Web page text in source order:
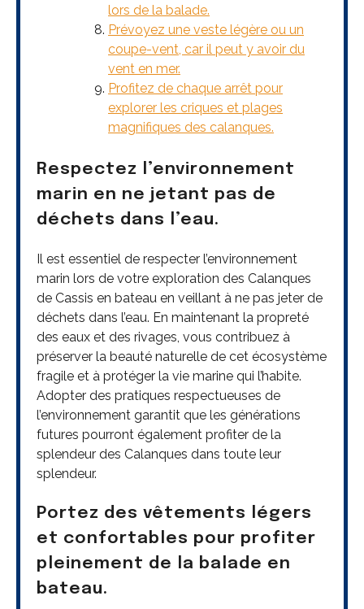
lors de la balade.
Prévoyez une veste légère ou un
coupe-vent, car il peut y avoir du
vent en mer.
Profitez de chaque arrêt pour
explorer les criques et plages
magnifiques des calanques.
Respectez l’environnement
marin en ne jetant pas de
déchets dans l’eau.
Il est essentiel de respecter l’environnement
marin lors de votre exploration des Calanques
de Cassis en bateau en veillant à ne pas jeter de
déchets dans l’eau. En maintenant la propreté
des eaux et des rivages, vous contribuez à
préserver la beauté naturelle de cet écosystème
fragile et à protéger la vie marine qui l’habite.
Adopter des pratiques respectueuses de
l’environnement garantit que les générations
futures pourront également profiter de la
splendeur des Calanques dans toute leur
splendeur.
Portez des vêtements légers
et confortables pour profiter
pleinement de la balade en
bateau.